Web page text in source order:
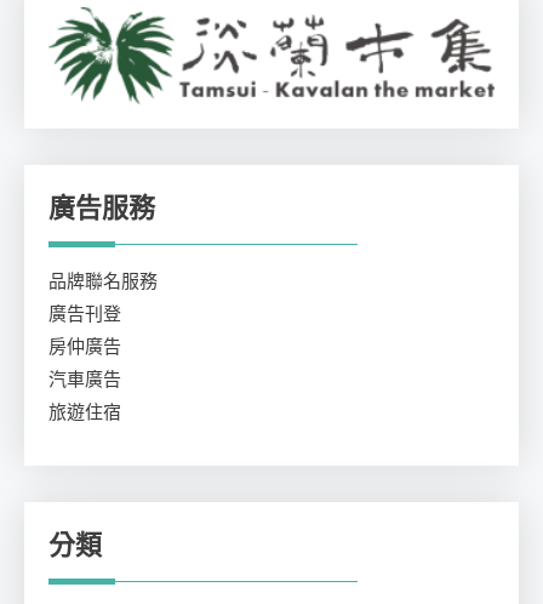
廣告服務
品牌聯名服務
廣告刊登
房仲廣告
汽車廣告
旅遊住宿
分類